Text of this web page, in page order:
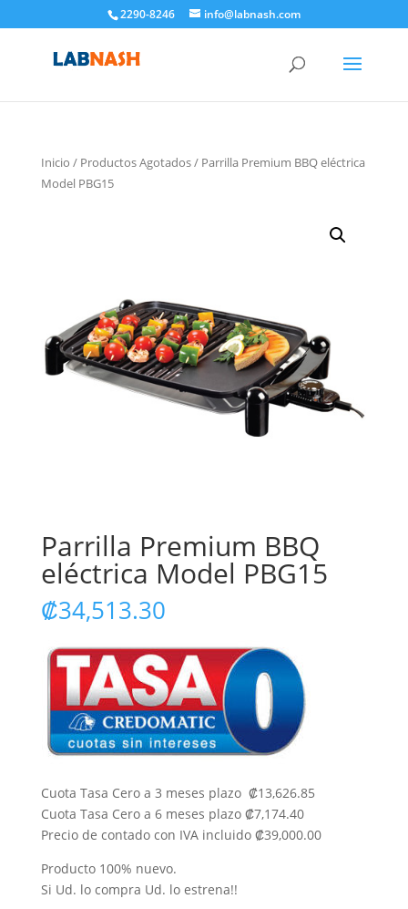
2290-8246 info@labnash.com
Inicio / Productos Agotados/ Parrilla Premium BBQ eléctrica
Model PBG15
Parrilla Premium BBQ
eléctrica Model PBG15
₡34,513.30
Cuota Tasa Cero a 3 meses plazo ₡13,626.85
Cuota Tasa Cero a 6 meses plazo ₡7,174.40
Precio de contado con IVA incluido ₡39,000.00
Producto 100% nuevo.
Si Ud. lo compra Ud. lo estrena!!